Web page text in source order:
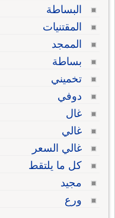
البساطة
المقتنيات
الممجد
بساطة
تخميني
دوفي
غال
غالي
غالي السعر
كل ما يلتقط
مجيد
ورع